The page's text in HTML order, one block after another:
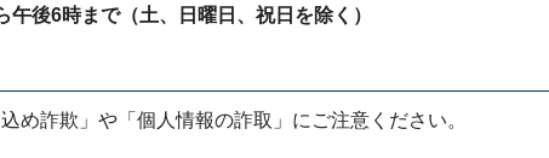
午後6時まで（土、日曜日、祝日を除く）
め詐欺」や「個人情報の詐取」にご注意ください。